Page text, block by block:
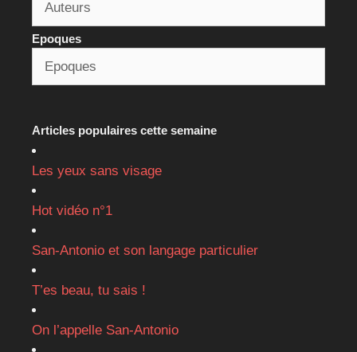
Epoques
Articles populaires cette semaine
Les yeux sans visage
Hot vidéo n°1
San-Antonio et son langage particulier
T’es beau, tu sais !
On l’appelle San-Antonio